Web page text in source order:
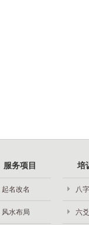
服务项目
起名改名
风水布局
培
八
六